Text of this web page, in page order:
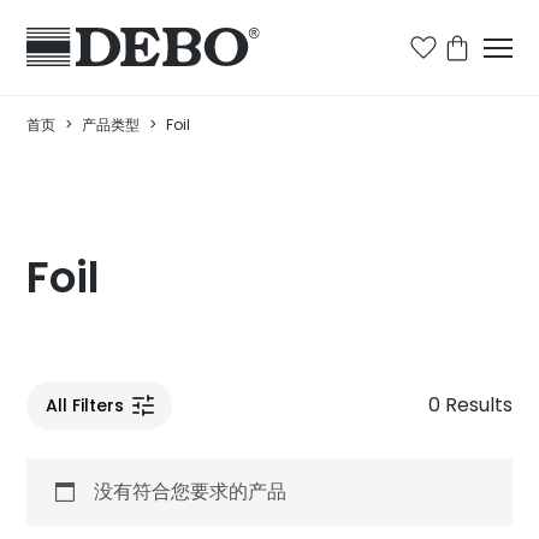
首页 > 产品类型 > Foil
Foil
All Filters 0 Results
没有符合您要求的产品